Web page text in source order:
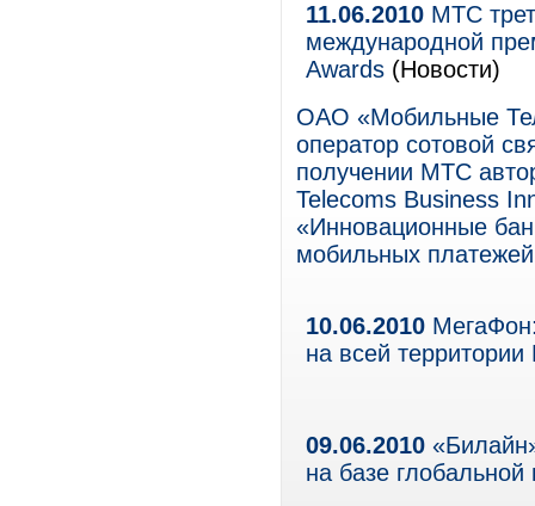
11.06.2010 МТС
международной
Awards (Новости)
ОАО «Мобильные
оператор сотовой
получении МТС
Telecoms Business
«Инновационные
мобильных
10.06.2010
на всей территории
09.06.2010
на базе